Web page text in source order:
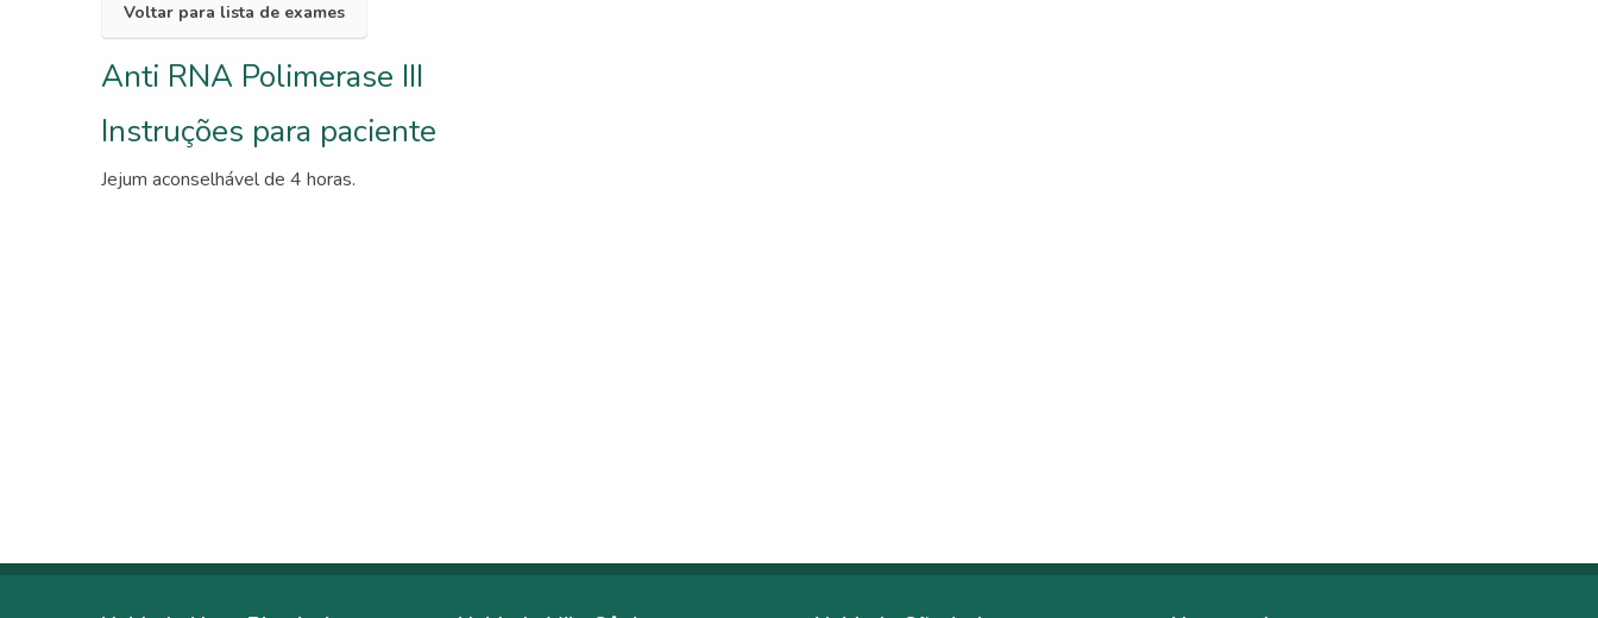
Voltar para lista de exames
Anti RNA Polimerase III
Instruções para paciente
Jejum aconselhável de 4 horas.